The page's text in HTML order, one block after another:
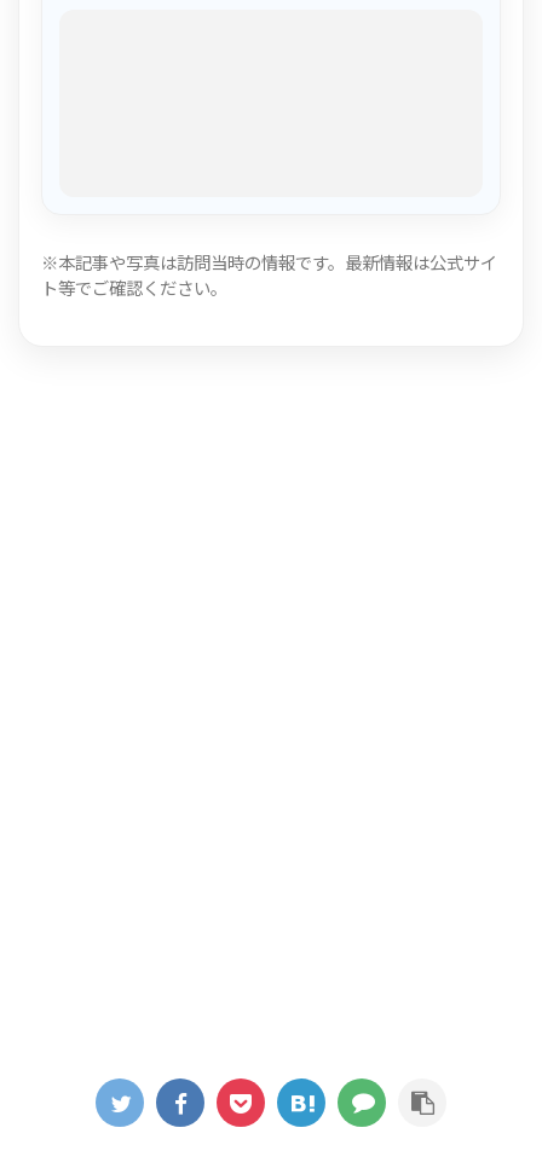
※本記事や写真は訪問当時の情報です。最新情報は公式サイ
ト等でご確認ください。